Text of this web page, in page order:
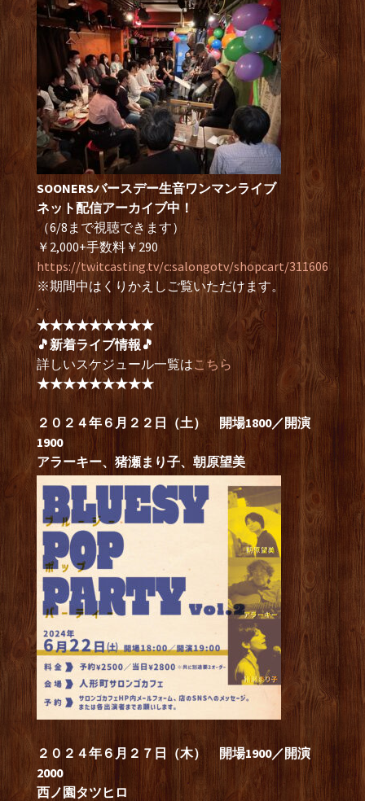
SOONERSバースデー生音ワンマンライブ
ネット配信アーカイブ中！
（6/8まで視聴できます）
￥2,000+手数料￥290
https://twitcasting.tv/c:salongotv/shopcart/311606
※期間中はくりかえしご覧いただけます。
.
★★★★★★★★★
🎵新着ライブ情報🎵
詳しいスケジュール一覧はこちら
★★★★★★★★★
２０２４年６月２２日（土） 開場1800／開演
1900
アラーキー、猪瀬まり子、朝原望美
２０２４年６月２７日（木） 開場1900／開演
2000
西ノ園タツヒロ